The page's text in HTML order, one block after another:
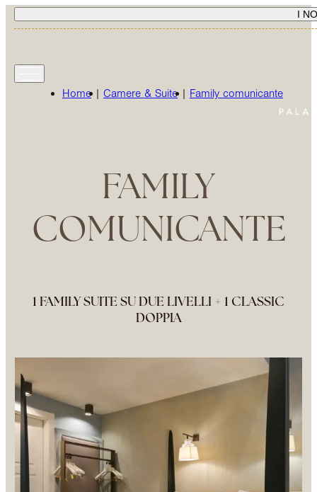
I
Home| Camere & Suite| Family comunicante
FAMILY
COMUNICANTE
1 FAMILY SUITE SU DUE LIVELLI + 1 CLASSIC
DOPPIA